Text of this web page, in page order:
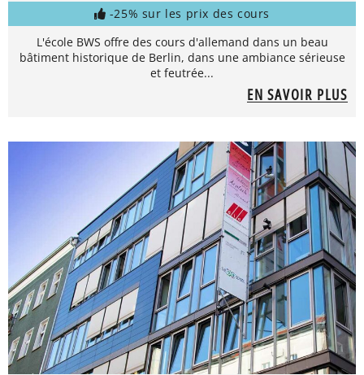
-25% sur les prix des cours
L'école BWS offre des cours d'allemand dans un beau
bâtiment historique de Berlin, dans une ambiance sérieuse
et feutrée...
EN SAVOIR PLUS